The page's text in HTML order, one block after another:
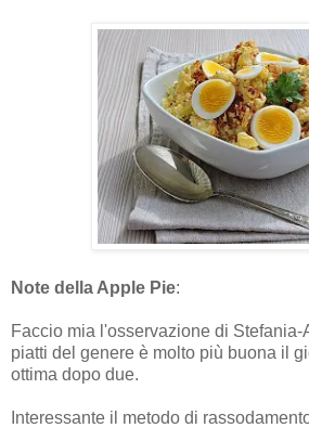
Note della Apple Pie:
Faccio mia l'osservazione di Stefania-
piatti del genere è molto più buona il
ottima dopo due.
Interessante il metodo di